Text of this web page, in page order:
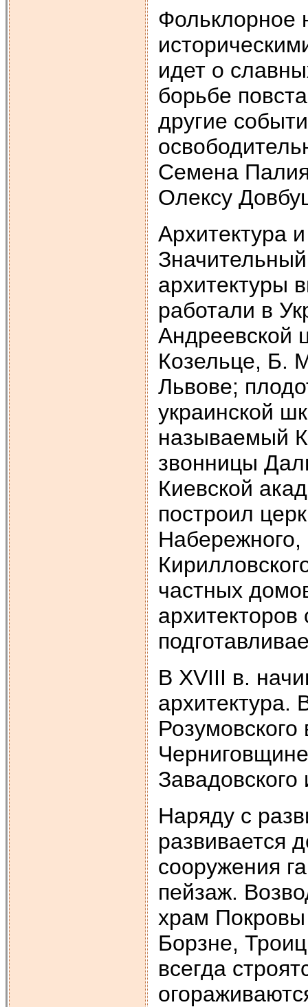
Фольклорное
идет о
борьбе
другие
Семена
Олексу
Архитектура
архитектуры
работали в
Андреевской
Козельце, Б.
Львове;
украинской
называемый
звонницы
Киевской
построил
Набережного,
частных
архитекторов
В XVIII в.
архитектура.
Завадовского
Наряду с
развивается
сооружения
пейзаж.
храм Покровы
Борзне,
всегда